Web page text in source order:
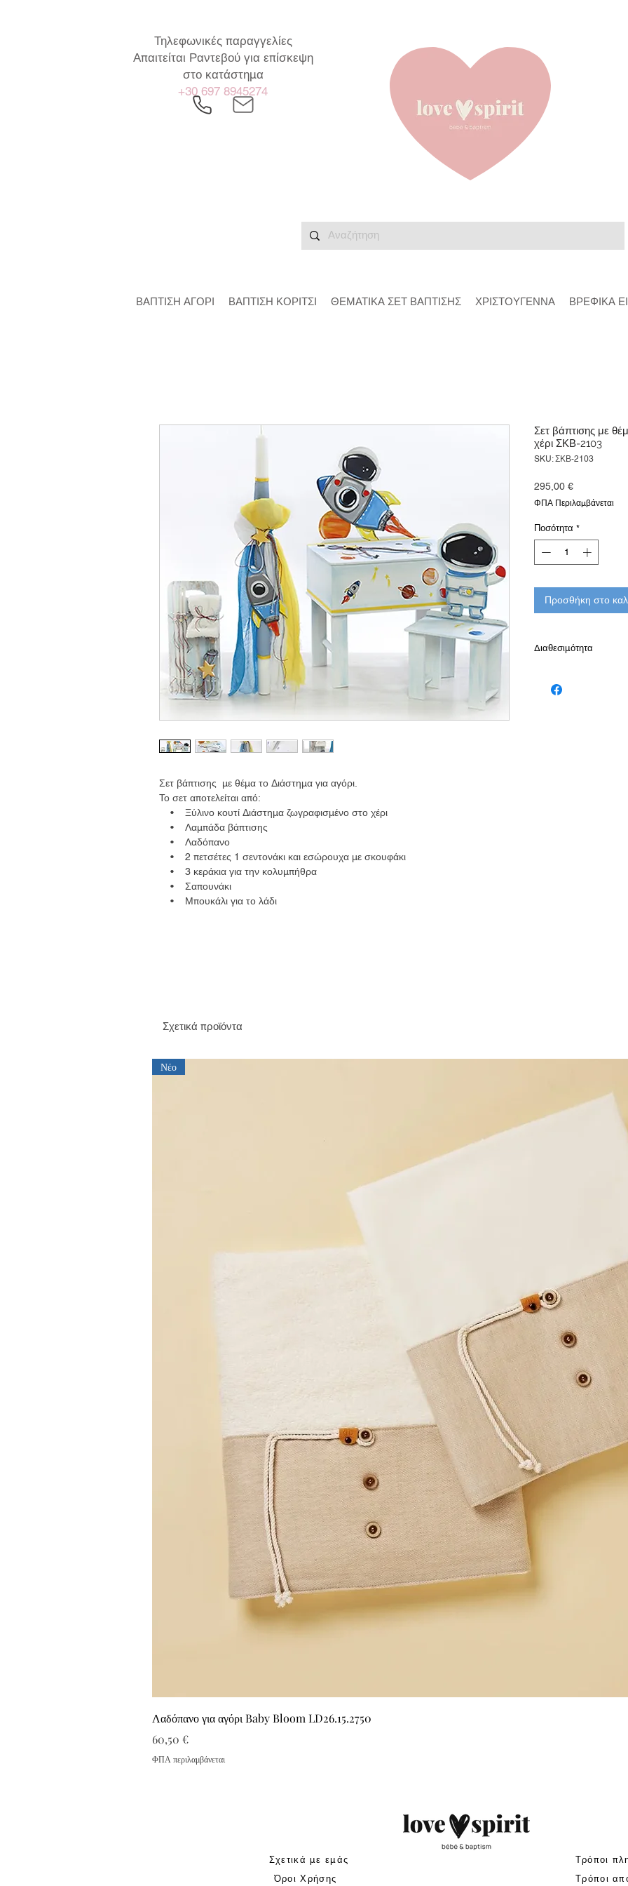
Τηλεφωνικές παραγγελίες
Απαιτείται Ραντεβού για επίσκεψη
στο κατάστημα
+30 697 8945274
Σετ βάπτισης με θέμα το Διάστημα για αγόρι.
Το σετ αποτελείται από:
• Ξύλινο κουτί Διάστημα ζωγραφισμένο στο χέρι
• Λαμπάδα βάπτισης
• Λαδόπανο
• 2 πετσέτες 1 σεντονάκι και εσώρουχα με σκουφάκι
• 3 κεράκια για την κολυμπήθρα
• Σαπουνάκι
• Μπουκάλι για το λάδι
Σετ βάπτισης με
χέρι ΣΚΒ-2103
SKU: ΣΚΒ-2103
295,00 €Τιμή
ΦΠΑ Περιλαμβάνεται
Ποσότητα *
Προσθήκη στο
Διαθεσιμότητα
εργάσιμες
Σχετικά προϊόντα
Νέο
Λαδόπανο για αγόρι Baby Bloom LD26.15.2750
Τιμή
60,50 €
ΦΠΑ περιλαμβάνεται
ΒΑΠΤΙΣΗ ΑΓΟΡΙ ΒΑΠΤΙΣΗ ΚΟΡΙΤΣΙ ΘΕΜΑΤΙΚΑ ΣΕΤ ΒΑΠΤΙΣΗΣ ΧΡΙΣΤΟΥΓΕΝΝΑ ΒΡΕΦΙΚΑ
Σχετικά με εμάς
Όροι Χρήσης
Τρόποι
Τρόποι